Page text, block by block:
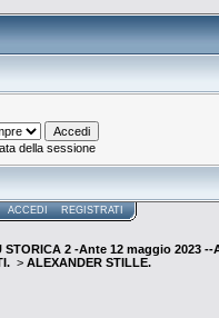
della sessione
ACCEDI REGISTRATI
STORICA 2 -Ante 12 maggio 2023 --
> ALEXANDER STILLE.